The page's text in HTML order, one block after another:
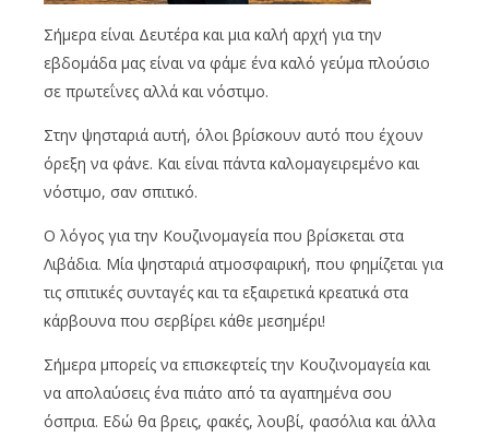
Σήμερα είναι Δευτέρα και μια καλή αρχή για την
εβδομάδα μας είναι να φάμε ένα καλό γεύμα πλούσιο
σε πρωτεΐνες αλλά και νόστιμο.
Στην ψησταριά αυτή, όλοι βρίσκουν αυτό που έχουν
όρεξη να φάνε. Και είναι πάντα καλομαγειρεμένο και
νόστιμο, σαν σπιτικό.
Ο λόγος για την Κουζινομαγεία που βρίσκεται στα
Λιβάδια. Μία ψησταριά ατμοσφαιρική, που φημίζεται για
τις σπιτικές συνταγές και τα εξαιρετικά κρεατικά στα
κάρβουνα που σερβίρει κάθε μεσημέρι!
Σήμερα μπορείς να επισκεφτείς την Κουζινομαγεία και
να απολαύσεις ένα πιάτο από τα αγαπημένα σου
όσπρια. Εδώ θα βρεις, φακές, λουβί, φασόλια και άλλα